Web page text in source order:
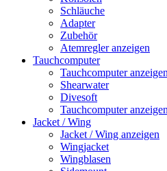
Zubehör
Atemregler anzeigen
Tauchcomputer
Tauchcomputer anzeigen
Shearwater
Divesoft
Tauchcomputer anzeigen
Jacket / Wing
Jacket / Wing anzeigen
Wingjacket
Wingblasen
Sidemount
Harness